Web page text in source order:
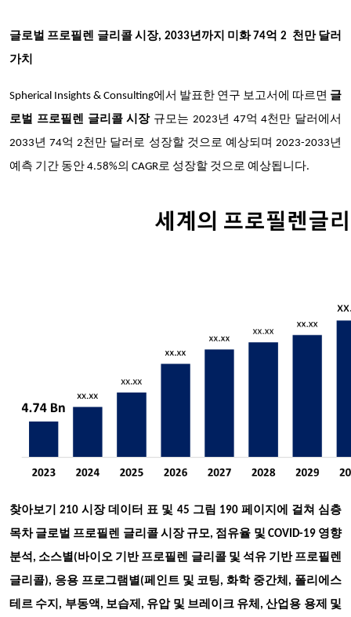
글로벌 프로필렌 글리콜 시장, 2033년까지 미화 74억 2 천만 달러
가치
Spherical Insights & Consulting에서 발표한 연구 보고서에 따르면 글
로벌 프로필렌 글리콜 시장규모는 2023년 47억 4천만 달러에서
2033년 74억 2천만 달러로 성장할 것으로 예상되며 2023-2033년
예측 기간 동안 4.58%의 CAGR로 성장할 것으로 예상됩니다.
찾아보기
210 시장 데이터 표 및 45 그림 190 페이지에 걸쳐 심층
목차 글로벌 프로필렌 글리콜 시장 규모, 점유율 및 COVID-19 영향
분석, 소스별(바이오 기반 프로필렌 글리콜 및 석유 기반 프로필렌
글리콜), 응용 프로그램별(페인트 및 코팅, 화학 중간체, 폴리에스
테르 수지, 부동액, 보습제, 유압 및 브레이크 유체, 산업용 용제 및